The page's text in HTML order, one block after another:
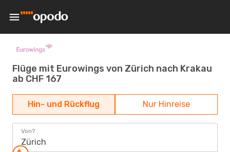
Flüge mit Eurowings von Zürich nach Krakau
ab CHF 167
Hin- und Rückflug Nur Hinreise
Von?
Zürich